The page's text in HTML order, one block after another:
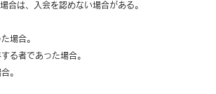
合は、入会を認めない場合がある。
場合。
る者であった場合。
。